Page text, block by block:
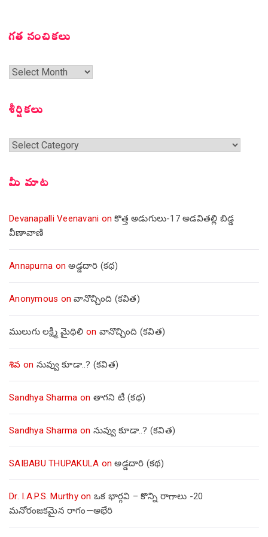
గత సంచికలు
గత
శీర్షికలు
శీర్షికలు
మీ మాట
Devanapalli Veenavani onకొత్త అడుగులు-17 అడవితల్లి బిడ్డ
వీణావాణి
Annapurna onఅడ్డదారి (కథ)
Anonymous onవానొచ్చింది (కవిత)
ములుగు లక్ష్మీ మైథిలి on వానొచ్చింది (కవిత)
శివ on నువ్వు కూడా..? (కవిత)
Sandhya Sharma on తాగని టీ (కథ)
Sandhya Sharma on నువ్వు కూడా..? (కవిత)
SAIBABU THUPAKULA onఅడ్డదారి (కథ)
Dr. I.A.P.S. Murthyon ఒక భార్గవి – కొన్ని రాగాలు -20
మనోరంజకమైన రాగం—అభేరి